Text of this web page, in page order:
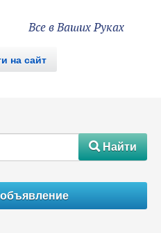
Все в Ваших Руках
на сайт
#Найти